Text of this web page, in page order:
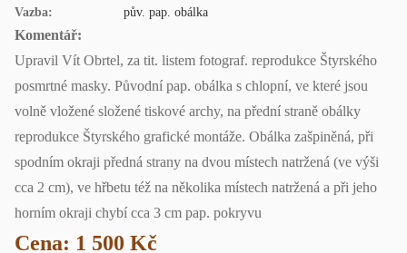
Vazba:
pův. pap. obálka
Komentář:
Upravil Vít Obrtel, za tit. listem fotograf. reprodukce Štyrského
posmrtné masky. Původní pap. obálka s chlopní, ve které jsou
volně vložené složené tiskové archy, na přední straně obálky
reprodukce Štyrského grafické montáže. Obálka zašpiněná, při
spodním okraji předná strany na dvou místech natržená (ve výši
cca 2 cm), ve hřbetu též na několika místech natržená a při jeho
horním okraji chybí cca 3 cm pap. pokryvu
Cena: 1 500 Kč